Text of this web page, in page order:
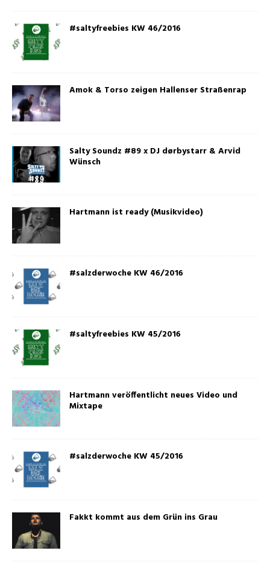
#saltyfreebies KW 46/2016
Amok & Torso zeigen Hallenser Straßenrap
Salty Soundz #89 x DJ dørbystarr & Arvid
Wünsch
Hartmann ist ready (Musikvideo)
#salzderwoche KW 46/2016
#saltyfreebies KW 45/2016
Hartmann veröffentlicht neues Video und
Mixtape
#salzderwoche KW 45/2016
Fakkt kommt aus dem Grün ins Grau